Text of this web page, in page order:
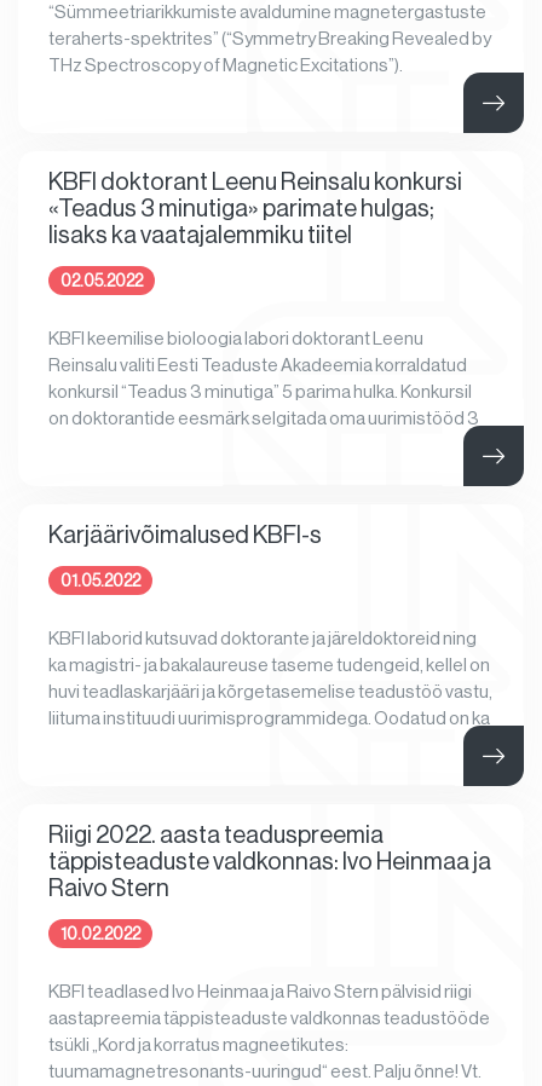
“Sümmeetriarikkumiste avaldumine magnetergastuste
teraherts-spektrites” (“Symmetry Breaking Revealed by
THz Spectroscopy of Magnetic Excitations”).
KBFI doktorant Leenu Reinsalu konkursi
«Teadus 3 minutiga» parimate hulgas;
lisaks ka vaatajalemmiku tiitel
02.05.2022
KBFI keemilise bioloogia labori doktorant Leenu
Reinsalu valiti Eesti Teaduste Akadeemia korraldatud
konkursil “Teadus 3 minutiga” 5 parima hulka. Konkursil
on doktorantide eesmärk selgitada oma uurimistööd 3
Karjäärivõimalused KBFI-s
01.05.2022
KBFI laborid kutsuvad doktorante ja järeldoktoreid ning
ka magistri- ja bakalaureuse taseme tudengeid, kellel on
huvi teadlaskarjääri ja kõrgetasemelise teadustöö vastu,
liituma instituudi uurimisprogrammidega. Oodatud on ka
Riigi 2022. aasta teaduspreemia
täppisteaduste valdkonnas: Ivo Heinmaa ja
Raivo Stern
10.02.2022
KBFI teadlased Ivo Heinmaa ja Raivo Stern pälvisid riigi
aastapreemia täppisteaduste valdkonnas teadustööde
tsükli „Kord ja korratus magneetikutes:
tuumamagnetresonants-uuringud“ eest. Palju õnne! Vt.